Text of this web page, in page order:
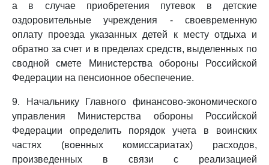
а в случае приобретения путевок в детские
оздоровительные учреждения - своевременную
оплату проезда указанных детей к месту отдыха и
обратно за счет и в пределах средств, выделенных по
сводной смете Министерства обороны Российской
Федерации на пенсионное обеспечение.
9. Начальнику Главного финансово-экономического
управления Министерства обороны Российской
Федерации определить порядок учета в воинских
частях (военных комиссариатах) расходов,
произведенных в связи с реализацией